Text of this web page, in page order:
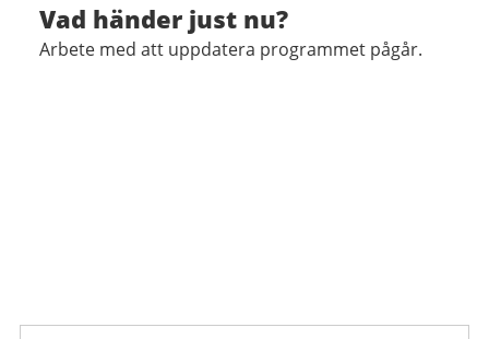
Vad händer just nu?
Arbete med att uppdatera programmet pågår.